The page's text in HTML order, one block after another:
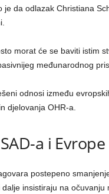
je da odlazak Christiana
morat će se baviti istim
međunarodnog
odnosi između
djelovanja OHR-a.
a i Evrope
postepeno
insistiraju na